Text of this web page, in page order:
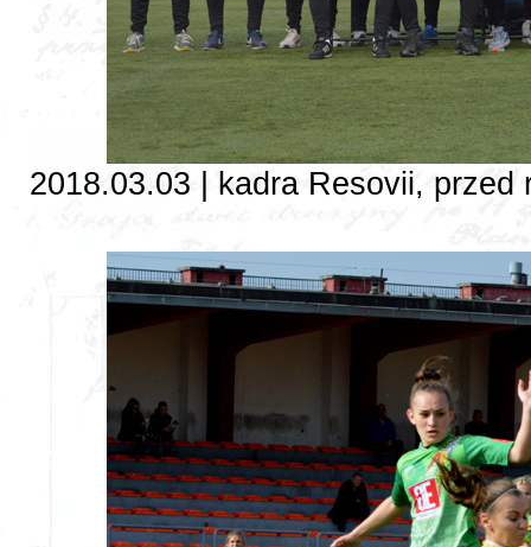
2018.03.03 | kadra Resovii,